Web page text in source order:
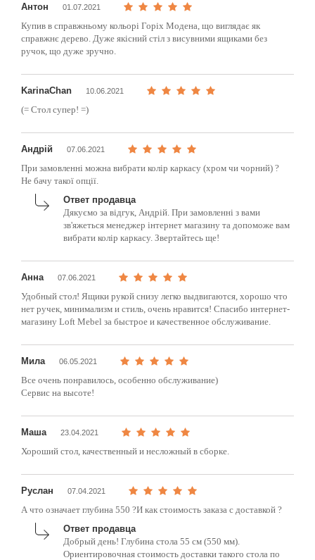
Антон 01.07.2021
Купив в справжньому кольорі Горіх Модена, що виглядає як
справжнє дерево. Дуже якісний стіл з висувними ящиками без
ручок, що дуже зручно.
KarinaChan 10.06.2021
(= Стол супер! =)
Андрій 07.06.2021
При замовленні можна вибрати колір каркасу (хром чи чорний) ?
Не бачу такої опції.
Ответ продавца
Дякуємо за відгук, Андрій. При замовленні з вами
зв'яжеться менеджер інтернет магазину та допоможе вам
вибрати колір каркасу. Звертайтесь ще!
Анна 07.06.2021
Удобный стол! Ящики рукой снизу легко выдвигаются, хорошо что
нет ручек, минимализм и стиль, очень нравится! Спасибо интернет-
магазину Loft Mebel за быстрое и качественное обслуживание.
Мила 06.05.2021
Все очень понравилось, особенно обслуживание)
Сервис на высоте!
Маша 23.04.2021
Хороший стол, качественный и несложный в сборке.
Руслан 07.04.2021
А что означает глубина 550 ?И как стоимость заказа с доставкой ?
Ответ продавца
Добрый день! Глубина стола 55 см (550 мм).
Ориентировочная стоимость доставки такого стола по